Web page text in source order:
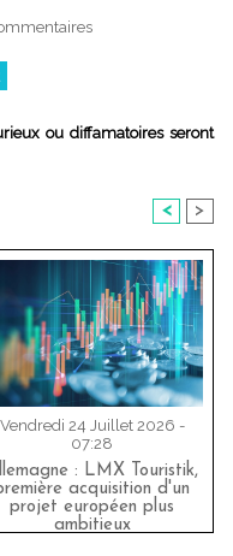
ou diffamatoires seront
< >
Vendredi 24 Juillet 2026 -
07:28
: LMX Touristik,
acquisition d'un
projet européen plus
ambitieux